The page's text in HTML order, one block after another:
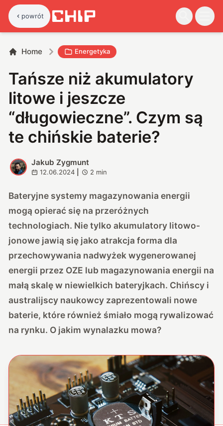
powrót
Home Energetyka
Tańsze niż akumulatory
litowe i jeszcze
“długowieczne”. Czym są
te chińskie baterie?
J
Jakub Zygmunt
12.06.2024 2 min
Bateryjne systemy magazynowania energii
mogą opierać się na przeróżnych
technologiach. Nie tylko akumulatory litowo-
jonowe jawią się jako atrakcja forma dla
przechowywania nadwyżek wygenerowanej
energii przez OZE lub magazynowania energii na
małą skalę w niewielkich bateryjkach. Chińscy i
australijscy naukowcy zaprezentowali nowe
baterie, które również śmiało mogą rywalizować
na rynku. O jakim wynalazku mowa?